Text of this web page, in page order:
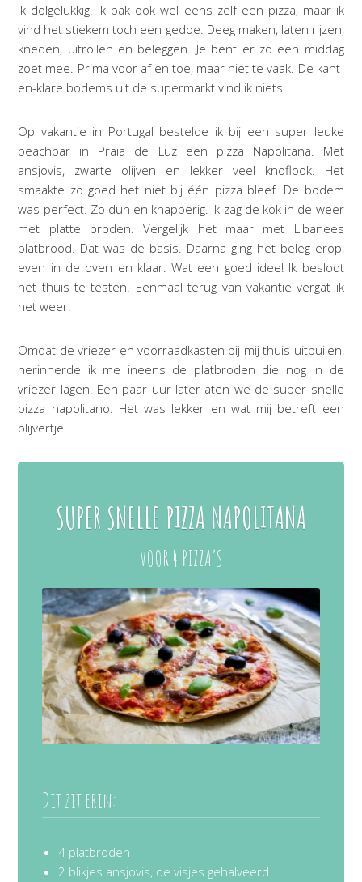
ik dolgelukkig. Ik bak ook wel eens zelf een pizza, maar ik
vind het stiekem toch een gedoe. Deeg maken, laten rijzen,
kneden, uitrollen en beleggen. Je bent er zo een middag
zoet mee. Prima voor af en toe, maar niet te vaak. De kant-
en-klare bodems uit de supermarkt vind ik niets.
Op vakantie in Portugal bestelde ik bij een super leuke
beachbar in Praia de Luz een pizza Napolitana. Met
ansjovis, zwarte olijven en lekker veel knoflook. Het
smaakte zo goed het niet bij één pizza bleef. De bodem
was perfect. Zo dun en knapperig. Ik zag de kok in de weer
met platte broden. Vergelijk het maar met Libanees
platbrood. Dat was de basis. Daarna ging het beleg erop,
even in de oven en klaar. Wat een goed idee! Ik besloot
het thuis te testen. Eenmaal terug van vakantie vergat ik
het weer.
Omdat de vriezer en voorraadkasten bij mij thuis uitpuilen,
herinnerde ik me ineens de platbroden die nog in de
vriezer lagen. Een paar uur later aten we de super snelle
pizza napolitano. Het was lekker en wat mij betreft een
blijvertje.
SUPER SNELLE PIZZA NAPOLITANA
VOOR 4 PIZZA’S
Dit zit erin:
4 platbroden
2 blikjes ansjovis, de visjes gehalveerd